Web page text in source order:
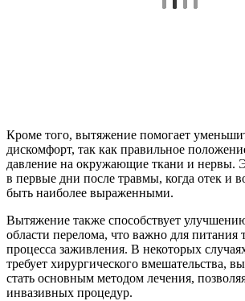
Кроме того, вытяжение помогает
дискомфорт, так как правильное
давление на окружающие ткани и нервы.
в первые дни после травмы, когда отек и
быть наиболее выраженными.
Вытяжение также способствует
области перелома, что важно для питания
процесса заживления. В некоторых
требует хирургического вмешательства,
стать основным методом лечения,
инвазивных процедур.